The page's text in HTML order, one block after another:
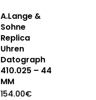
A.Lange &
Sohne
Replica
Uhren
Datograph
410.025 – 44
MM
154.00€